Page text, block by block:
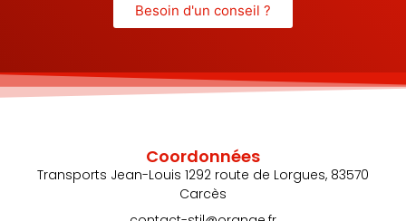
Besoin d'un conseil ?
Coordonnées
Transports Jean-Louis 1292 route de Lorgues, 83570
Carcès